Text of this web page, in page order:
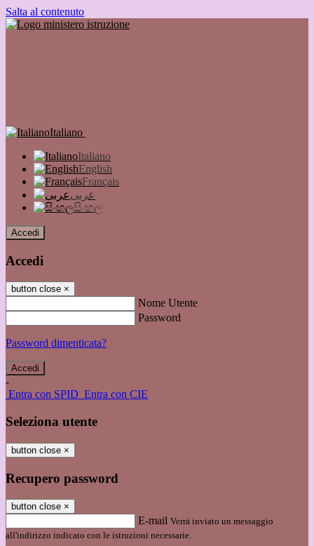
Salta al contenuto
Italiano
Italiano
English
Français
عربى
සිංහල
Accedi
Accedi
button close ×
Nome Utente
Password
Password dimenticata?
-
Entra con SPID Entra con CIE
Seleziona utente
button close ×
Recupero password
button close ×
E-mail Verrà inviato un messaggio
all'indirizzo indicato con le istruzioni necessarie.